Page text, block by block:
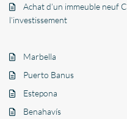
Achat d’un immeuble neuf
l’investissement
Marbella
Puerto Banus
Estepona
Benahavís